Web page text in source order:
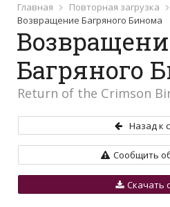
Главная Повторная загрузка
Возвращение Багряного Бинома
Багряного
Return of the Crimson
Назад к
Сообщить
Скачать